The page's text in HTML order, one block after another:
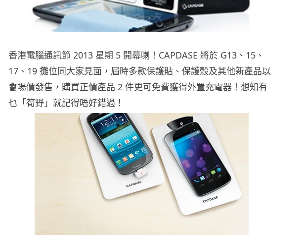
香港電腦通訊節 2013 星期 5 開幕喇！CAPDASE 將於 G13、15、
17、19 攤位同大家見面，屆時多款保護貼、保護殼及其他新產品以
會場價發售，購買正價產品 2 件更可免費獲得外置充電器！想知有
乜「筍野」就記得唔好錯過！